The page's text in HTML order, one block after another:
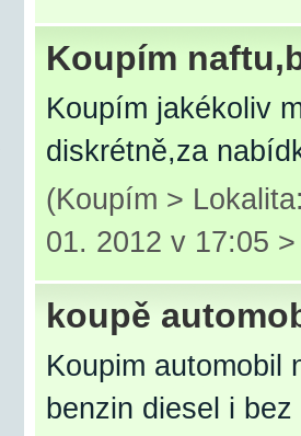
Koupím
Koupím jakékoliv
diskrétně,za
(Koupím >
01. 2012 v 17:05
koupě
Koupim automobil
benzin diesel i